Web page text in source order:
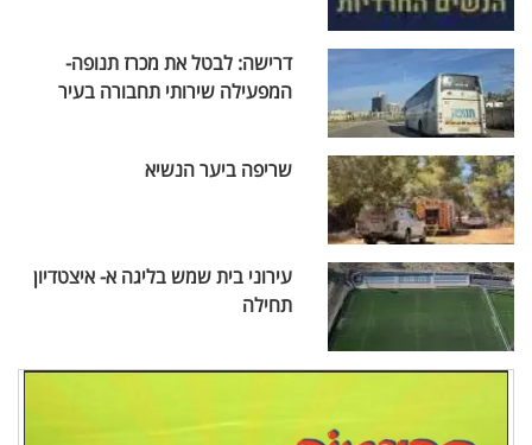
דרישה: לבטל את מכרז תנופה-
המפעילה שירותי תחבורה בעיר
שריפה ביער הנשיא
עירוני בית שמש בליגה א- איצטדיון
תחילה